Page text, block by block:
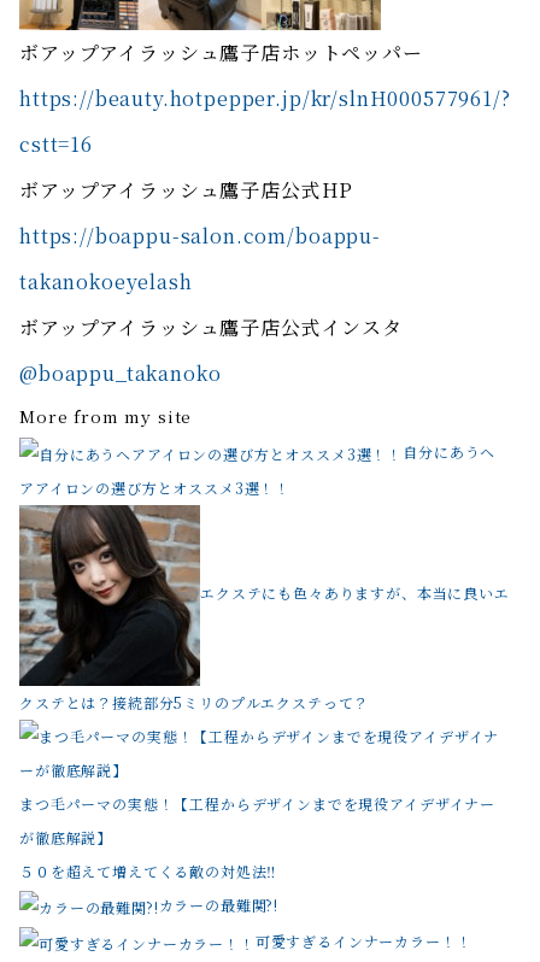
ボアップアイラッシュ鷹子店ホットペッパー
https://beauty.hotpepper.jp/kr/slnH000577961/?
cstt=16
ボアップアイラッシュ鷹子店公式HP
https://boappu-salon.com/boappu-
takanokoeyelash
ボアップアイラッシュ鷹子店公式インスタ
@boappu_takanoko
More from my site
自分にあうヘ
アアイロンの選び方とオススメ3選！！
エクステにも色々ありますが、本当に良いエ
クステとは？接続部分5ミリのプルエクステって？
まつ毛パーマの実態！【工程からデザインまでを現役アイデザイナー
が徹底解説】
５０を超えて増えてくる敵の対処法‼️
カラーの最難関?!
可愛すぎるインナーカラー！！